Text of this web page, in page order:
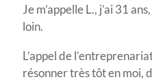
Je m’appelle L., j’ai 31
loin.
L’appel de
résonner très tôt en moi,